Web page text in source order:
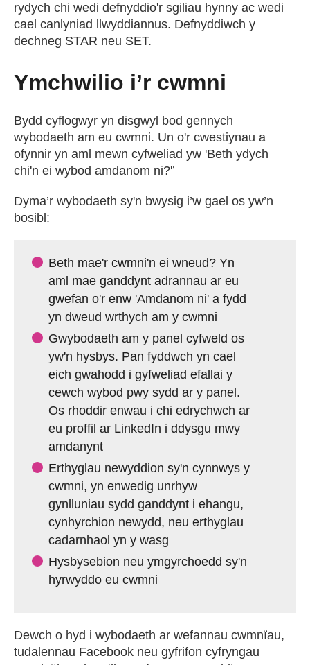
rydych chi wedi defnyddio'r sgiliau hynny ac wedi
cael canlyniad llwyddiannus. Defnyddiwch y
dechneg STAR neu SET.
Ymchwilio i’r cwmni
Bydd cyflogwyr yn disgwyl bod gennych
wybodaeth am eu cwmni. Un o'r cwestiynau a
ofynnir yn aml mewn cyfweliad yw 'Beth ydych
chi'n ei wybod amdanom ni?'’
Dyma’r wybodaeth sy'n bwysig i’w gael os yw’n
bosibl:
Beth mae'r cwmni'n ei wneud? Yn
aml mae ganddynt adrannau ar eu
gwefan o'r enw 'Amdanom ni' a fydd
yn dweud wrthych am y cwmni
Gwybodaeth am y panel cyfweld os
yw'n hysbys. Pan fyddwch yn cael
eich gwahodd i gyfweliad efallai y
cewch wybod pwy sydd ar y panel.
Os rhoddir enwau i chi edrychwch ar
eu proffil ar LinkedIn i ddysgu mwy
amdanynt
Erthyglau newyddion sy'n cynnwys y
cwmni, yn enwedig unrhyw
gynlluniau sydd ganddynt i ehangu,
cynhyrchion newydd, neu erthyglau
cadarnhaol yn y wasg
Hysbysebion neu ymgyrchoedd sy'n
hyrwyddo eu cwmni
Dewch o hyd i wybodaeth ar wefannau cwmnïau,
tudalennau Facebook neu gyfrifon cyfryngau